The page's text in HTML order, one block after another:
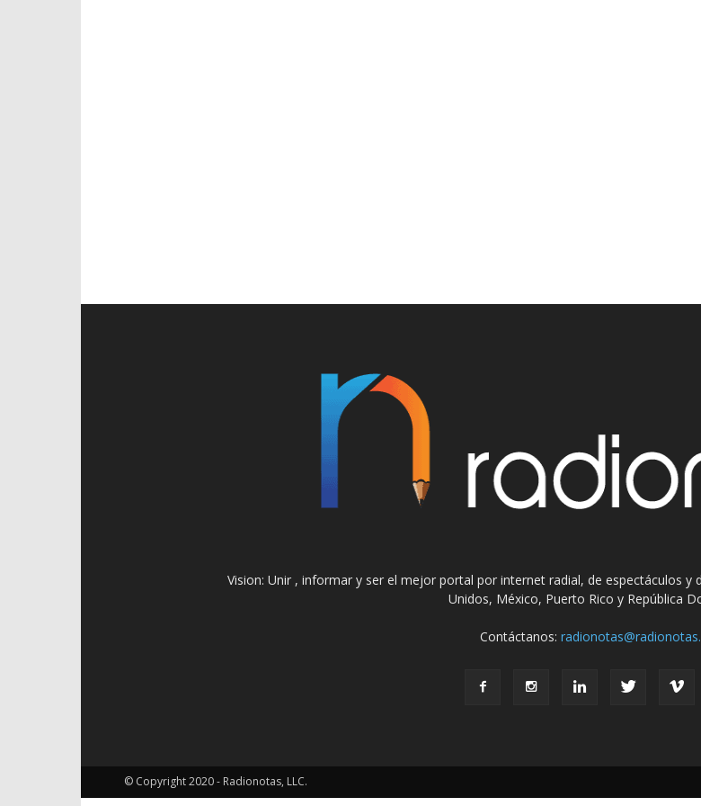
Vision: Unir , informar y ser el mejor portal por internet radial, de espectáculos y
Unidos, México, Puerto Rico y República
Contáctanos:
© Copyright 2020 - Radionotas, LLC.